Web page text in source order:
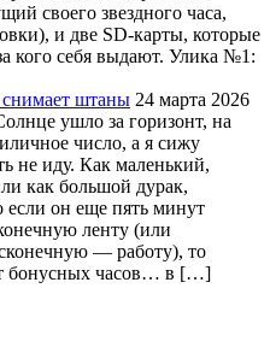
своего звездного часа,
и две SD-карты, которые
кого себя выдают. Улика №1:
штаны 24 марта 2026
ушло за горизонт, на
число, а я сижу
не иду. Как маленький,
как большой дурак,
если он еще пять минут
ленту (или
— работу), то
бонусных часов… в […]